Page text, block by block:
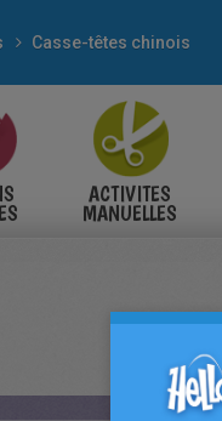
Casse-têtes chinois
ACTIVITES
MANUELLES